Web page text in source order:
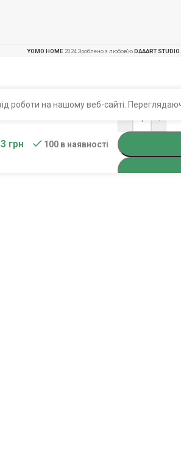
YOMO HOME 2024 Зроблено з любов'юDAAART STUDIO
на нашому веб-сайті.
грн 100 в наявності
- +